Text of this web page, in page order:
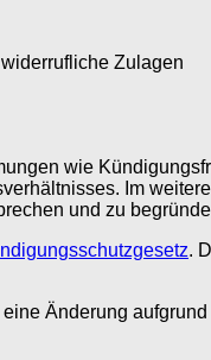
Zulagen
wie
Im
und zu
.
Änderung